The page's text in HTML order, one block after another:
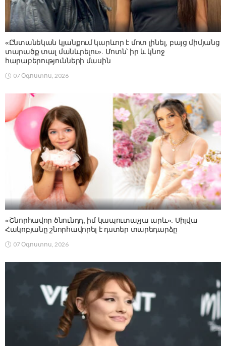
«Ընտանեկան կյանքում կարևոր է մոտ լինել, բայց միմյանց
տարածք տալ մանևրելու». Մոտն՝ իր և կնոջ
հարաբերությունների մասին
07 Օգոստոս, 2026
«Շնորհավոր ծնունդդ, իմ կապուտաչյա արև». Սիլվա
Հակոբյանը շնորհավորել է դստեր տարեդարձը
07 Օգոստոս, 2026